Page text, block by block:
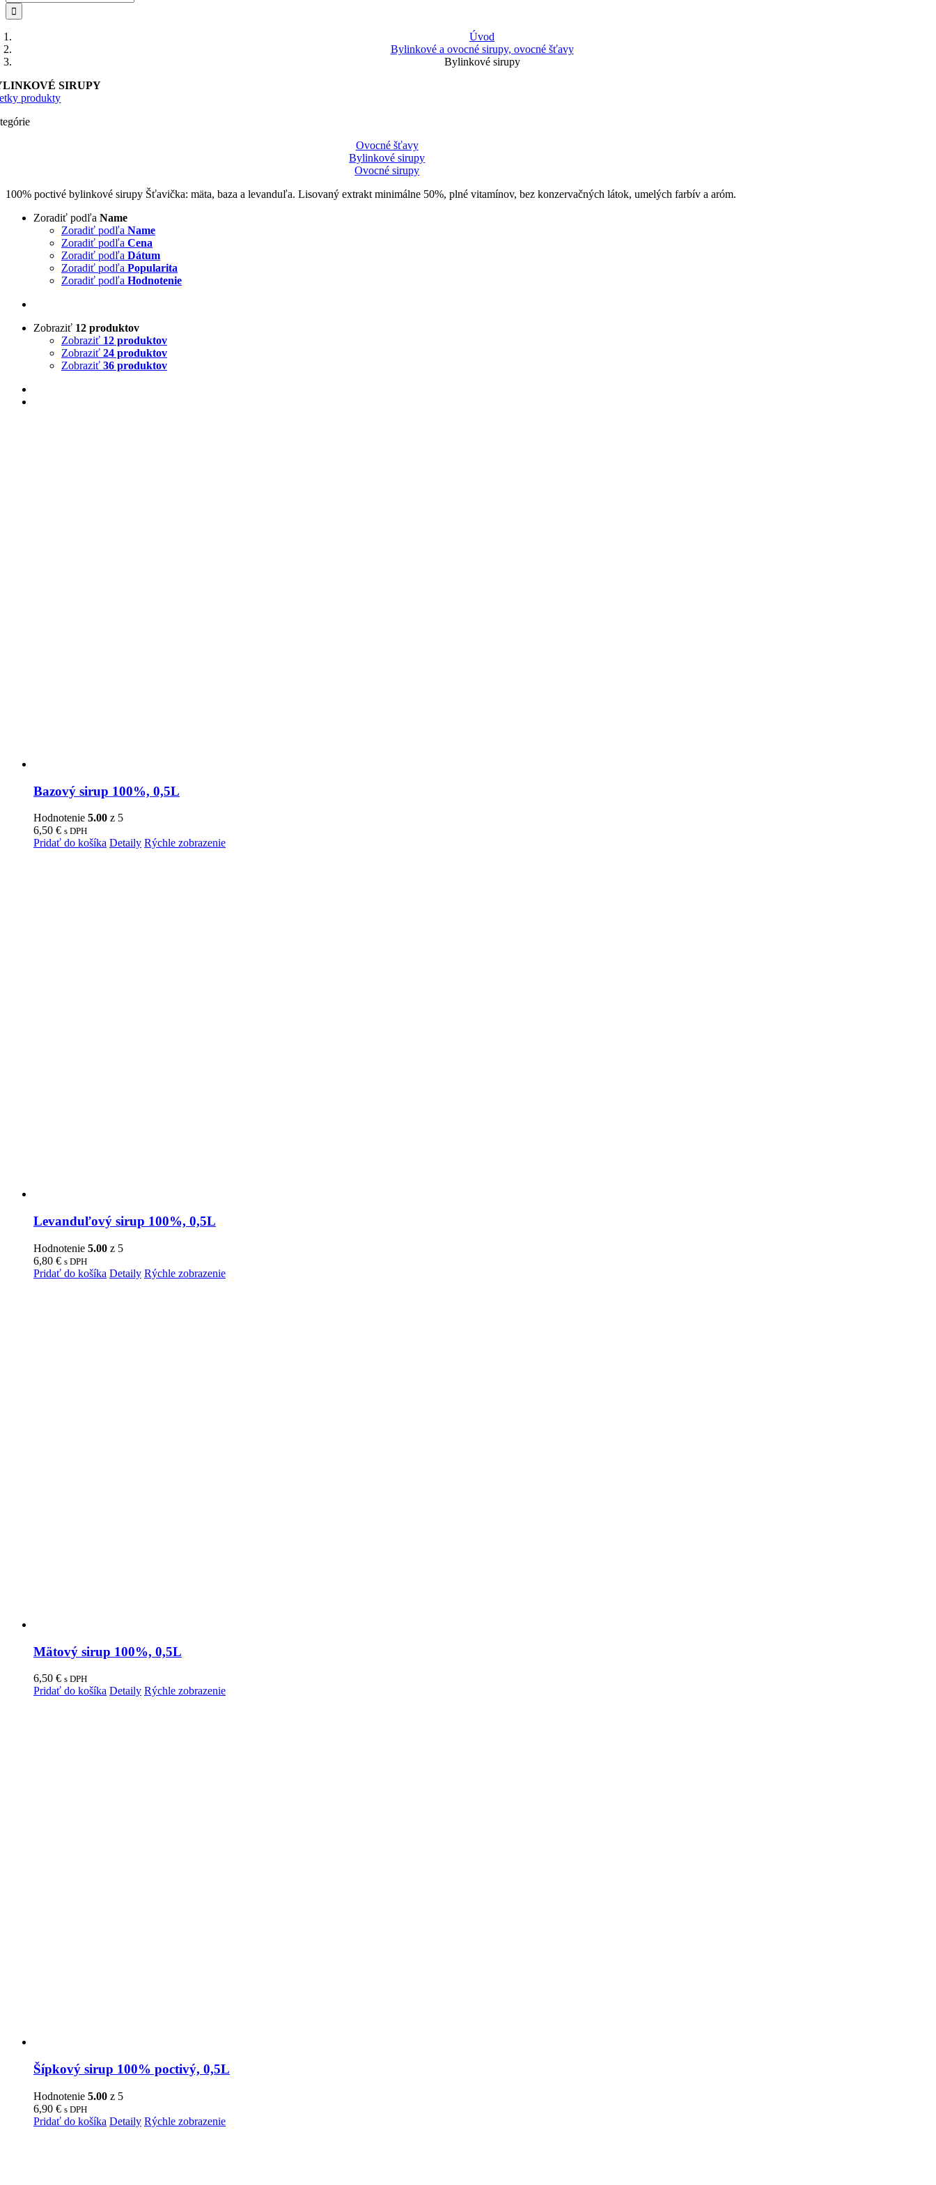
Úvod
Bylinkové a ovocné sirupy, ovocné šťavy
Bylinkové sirupy
SIRUPY
produkty
Ovocné šťavy
Bylinkové sirupy
Ovocné sirupy
100% poctivé bylinkové sirupy Šťavička: mäta, baza a levanduľa. Lisovaný extrakt minimálne 50%, plné vitamínov, bez konzervačných látok, umelých farbív a aróm.
Zoradiť podľa Name
Zoradiť podľa Name
Zoradiť podľa Cena
Zoradiť podľa Dátum
Zoradiť podľa Popularita
Zoradiť podľa Hodnotenie
Zobraziť 12 produktov
Zobraziť 12 produktov
Zobraziť 24 produktov
Zobraziť 36 produktov
Bazový sirup 100%, 0,5L
Hodnotenie 5.00 z 5
6,50 € s DPH
Pridať do košíka Detaily Rýchle zobrazenie
Levanduľový sirup 100%, 0,5L
Hodnotenie 5.00 z 5
6,80 € s DPH
Pridať do košíka Detaily Rýchle zobrazenie
Mätový sirup 100%, 0,5L
6,50 € s DPH
Pridať do košíka Detaily Rýchle zobrazenie
Šípkový sirup 100% poctivý, 0,5L
Hodnotenie 5.00 z 5
6,90 € s DPH
Pridať do košíka Detaily Rýchle zobrazenie